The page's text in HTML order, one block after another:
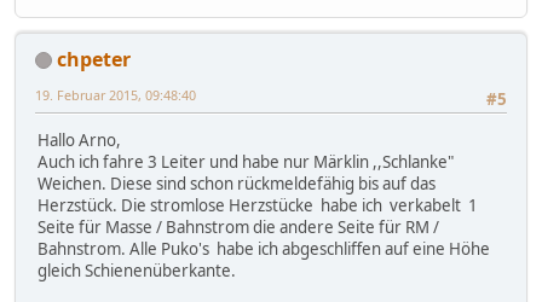
chpeter
#5
19. Februar 2015, 09:48:40
Hallo Arno,
Auch ich fahre 3 Leiter und habe nur Märklin ,,Schlanke"
Weichen. Diese sind schon rückmeldefähig bis auf das
Herzstück. Die stromlose Herzstücke habe ich verkabelt 1
Seite für Masse / Bahnstrom die andere Seite für RM /
Bahnstrom. Alle Puko's habe ich abgeschliffen auf eine Höhe
gleich Schienenüberkante.